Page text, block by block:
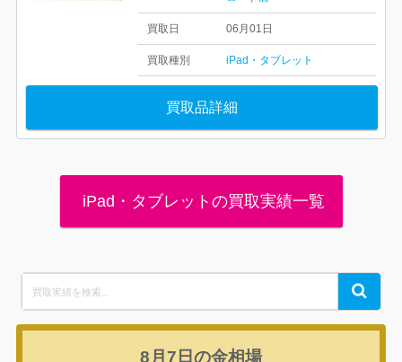
買取日 06月01日
買取種別 iPad・タブレット
買取品詳細
iPad・タブレットの買取実績一覧
for:
Search
8月7日の金相場